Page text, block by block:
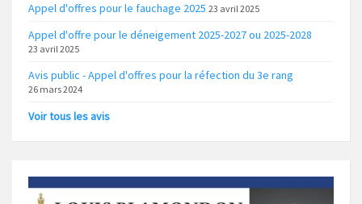
Appel d'offres pour le fauchage 2025 23 avril 2025
Appel d'offre pour le déneigement 2025-2027 ou 2025-2028
23 avril 2025
Avis public - Appel d'offres pour la réfection du 3e rang
26 mars 2024
Voir tous les avis